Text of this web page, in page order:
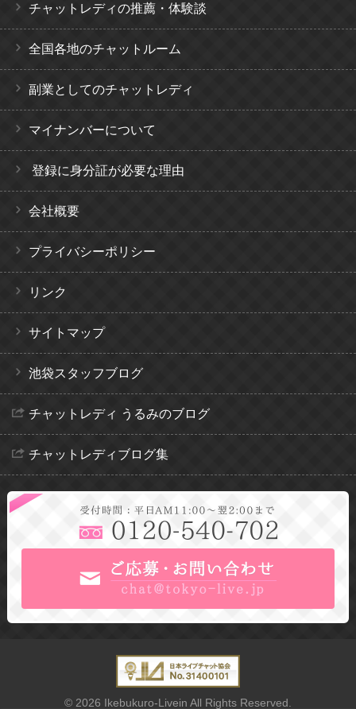
チャットレディの推薦・体験談
全国各地のチャットルーム
副業としてのチャットレディ
マイナンバーについて
登録に身分証が必要な理由
会社概要
プライバシーポリシー
リンク
サイトマップ
池袋スタッフブログ
チャットレディ うるみのブログ
チャットレディブログ集
© 2026 Ikebukuro-Livein All Rights Reserved.